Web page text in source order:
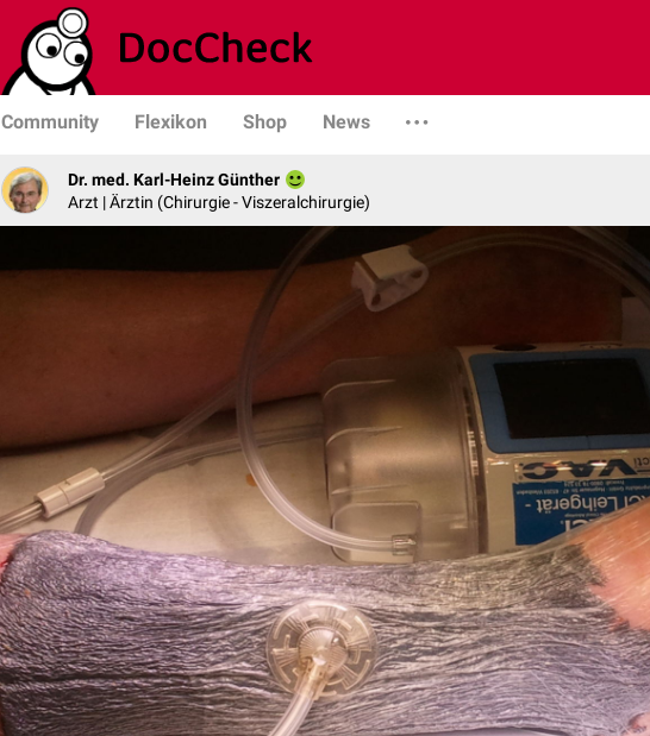
Community Flexikon Shop News
Dr. med. Karl-Heinz Günther
Arzt | Ärztin (Chirurgie - Viszeralchirurgie)